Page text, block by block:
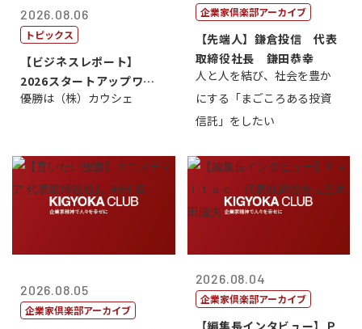
2026.08.06
トピックス
【ビジネスレポート】
2026スタートアップワー
ルドカップ東京
優勝は（株）カウシェ
企業家倶楽部アーカイブ
【先端人】鎌倉投信 代表
取締役社長 鎌田恭幸
人と人を結び、社会を豊か
にする「まごころある投資
信託」をしたい
2026.08.05
企業家倶楽部アーカイブ
2026.08.04
企業家倶楽部アーカイブ
【編集長インタビュー】Ｐ